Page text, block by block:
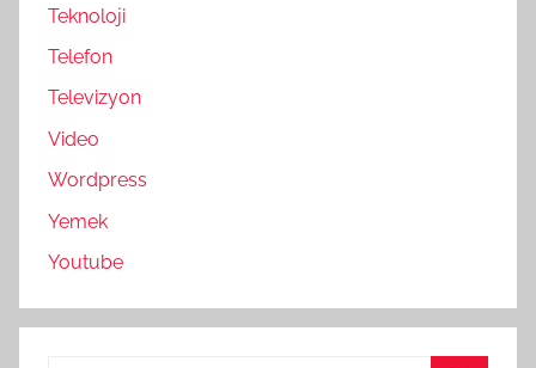
Teknoloji
Telefon
Televizyon
Video
Wordpress
Yemek
Youtube